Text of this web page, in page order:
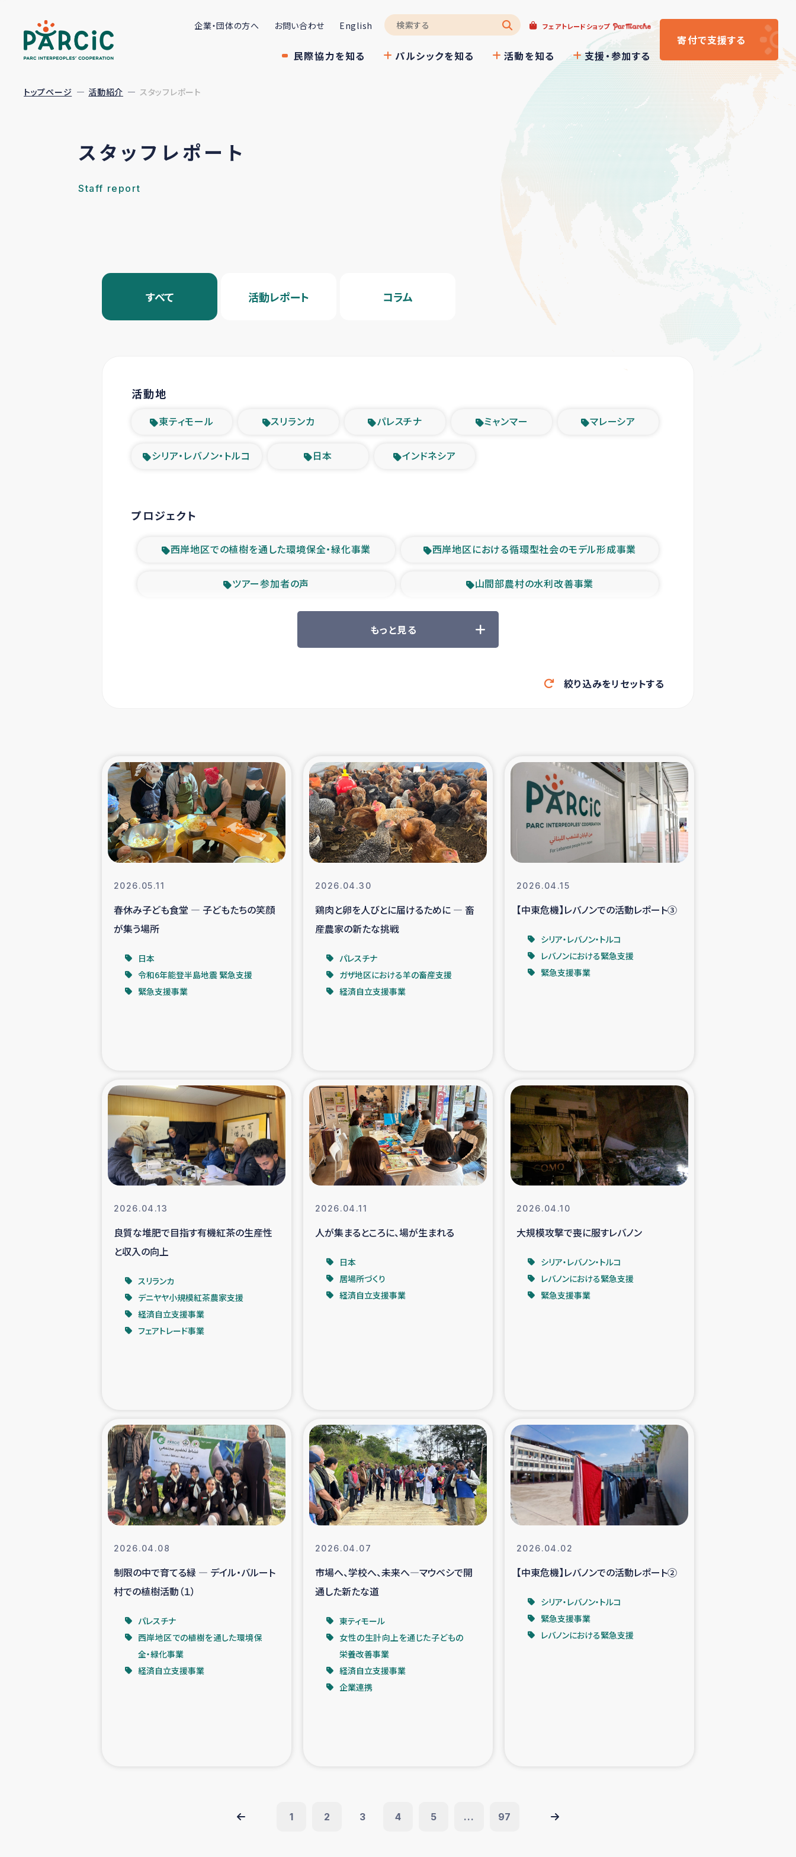
企業・団体の方へ お問い合わせ English フェアトレードショップ
民際協力を知る パルシックを知る 活動を知る 支援・参加する
寄付で支援する
トップページ 活動紹介 スタッフレポート
スタッフレポート
Staff report
すべて 活動レポート コラム
活動地
東ティモール スリランカ パレスチナ ミャンマー マレーシア
シリア・レバノン・トルコ 日本 インドネシア
プロジェクト
西岸地区での植樹を通した環境保全・緑化事業 西岸地区における循環型社会のモデル形成事業
ツアー参加者の声 山間部農村の水利改善事業
緊急救援の時代 森林保全型農業の支援事業
東ティモール豪雨緊急支援 大雨による洪水被災者支援
シリア国内避難民・帰還民の生活再建支援
スリランカ 緊急人道支援 スリランカ南部洪水被災者支援
スリランカの南北女性をつなぐサリー・リサイクル・プロジ
ェクト
復興支援事業
ガザ人道支援 令和6年能登半島地震 緊急支援
ミャンマー緊急支援
タイ国境ミャンマー移民子ども支援 漁民によるマングローブ植林活動
海外ルーツの市民との共生 神原ゼミxパルシック
石巻市街地在宅被災者支援 復興応援隊の活動
仮設住宅生活支援・農業復興支援 漁業復興支援
インターン・ボランティア日誌 経済自立支援事業
ガザ地区における羊の畜産支援 ガザ地区での公園の緑化を通じた支援事業
ガザ地区における被災住民への緊急支援 ガザ地区酪農を通した女性グループの生計支援
ふりかけ普及と食生活改善による栄養改善事業
トルコ・シリア地震被災者支援 デニヤヤ小規模紅茶農家支援
コーヒー生産者支援 アイナロ県マウベシ郡でのコーヒー畑改善事業
ベイルート大規模爆発被災者支援 女性の生計向上支援
アグロフォレストリー（カカオ）事業
もっと見る
絞り込みをリセットする
2026.05.11
春休み子ども食堂 ― 子どもたちの笑顔
が集う場所
日本
令和6年能登半島地震 緊急支援
緊急支援事業
2026.04.30
鶏肉と卵を人びとに届けるために ― 畜
産農家の新たな挑戦
パレスチナ
ガザ地区における羊の畜産支援
経済自立支援事業
2026.04.15
【中東危機】レバノンでの活動レポート③
シリア・レバノン・トルコ
レバノンにおける緊急支援
緊急支援事業
2026.04.13
良質な堆肥で目指す有機紅茶の生産性
と収入の向上
スリランカ
デニヤヤ小規模紅茶農家支援
経済自立支援事業
フェアトレード事業
2026.04.11
人が集まるところに、場が生まれる
日本
居場所づくり
経済自立支援事業
2026.04.10
大規模攻撃で喪に服すレバノン
シリア・レバノン・トルコ
レバノンにおける緊急支援
緊急支援事業
2026.04.08
制限の中で育てる緑 ― デイル・バルート
村での植樹活動（１）
パレスチナ
西岸地区での植樹を通した環境保
全・緑化事業
経済自立支援事業
2026.04.07
市場へ、学校へ、未来へ―マウベシで開
通した新たな道
東ティモール
女性の生計向上を通じた子どもの
栄養改善事業
経済自立支援事業
企業連携
2026.04.02
【中東危機】レバノンでの活動レポート②
シリア・レバノン・トルコ
緊急支援事業
レバノンにおける緊急支援
1 2 3 4 5 ... 97